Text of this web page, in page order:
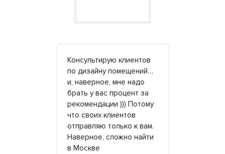
Консультирую клиентов
по дизайну помещений…
и, наверное, мне надо
брать у вас процент за
рекомендации ))) Потому
что своих клиентов
отправляю только к вам.
Наверное, сложно найти
в Москве